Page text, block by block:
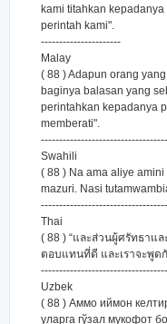
kami titahkan
perintah kami".
----------------------
Malay
( 88 ) Adapun orang
baginya balasan yang
perintahkan kepadanya
memberati".
Swahili
( 88 ) Na ama aliye
mazuri. Nasi
Thai
( 88 ) “และส่วนผู้ศรัทธา
ตอบแทนที่ดี และเราจะพูด
Uzbek
( 88 ) Аммо иймон
уларга гўзал мукофот